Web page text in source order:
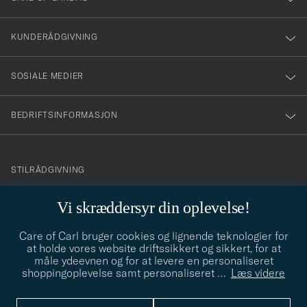
Vi skræddersyr din oplevelse!
Care of Carl bruger cookies og lignende teknologier for
at holde vores website driftssikkert og sikkert, for at
måle ydeevnen og for at levere en personaliseret
shoppingoplevelse samt personaliseret … Læs videre
vårt
nyhetsbrev!
KUNDERÅDGIVNING
SOSIALE MEDIER
BEDRIFTSINFORMASJON
info@careofcarl.no
STILRÅDGIVNING
STILRÅDGIVNING
© Care of Carl 2026